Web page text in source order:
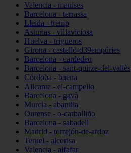
Valencia - manises
Barcelona - terrassa
Lleida - tremp
Asturias - villaviciosa
Huelva - trigueros
Girona - castelló-d39empúries
Barcelona - cardedeu
Barcelona - sant-quirze-del-vallès
Córdoba - baena
Alicante - el-campello
Barcelona - gavà
Murcia - abanilla
Ourense - o-carballiño
Barcelona - sabadell
Madrid - torrejón-de-ardoz
Teruel - alcorisa
Valencia - alfafar